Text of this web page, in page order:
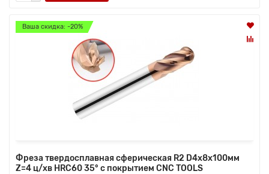
Ваша скидка: -20%
Фреза твердосплавная сферическая R2 D4x8x100мм
Z=4 ц/хв HRC60 35° с покрытием CNC TOOLS